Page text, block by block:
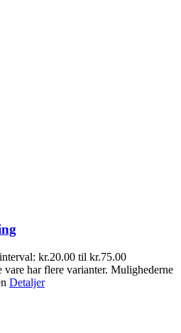
kr.20.00 til kr.75.00
vare har flere varianter. Mulighederne
Detaljer